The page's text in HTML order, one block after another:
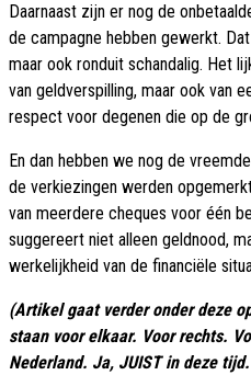
Daarnaast zijn er nog de
de campagne hebben gewerkt.
maar ook ronduit schandalig. Het
van geldverspilling, maar ook van
respect voor degenen die op de
En dan hebben we nog de
de verkiezingen werden
van meerdere cheques voor één
suggereert niet alleen geldnood,
werkelijkheid van de financiële
(Artikel gaat verder onder deze
staan voor elkaar. Voor rechts.
Nederland. Ja, JUIST in deze tijd.